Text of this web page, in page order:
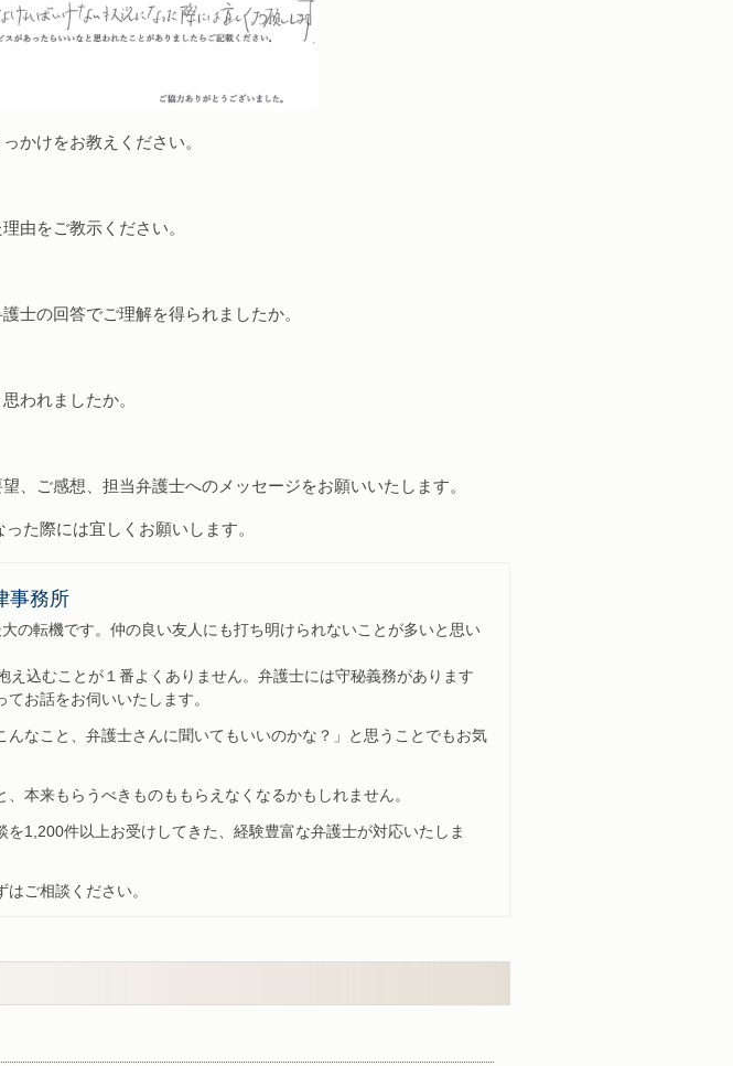
かけをお教えください。
由をご教示ください。
士の回答でご理解を得られましたか。
われましたか。
、ご感想、担当弁護士へのメッセージをお願いいたします。
た際には宜しくお願いします。
事務所
の転機です。仲の良い友人にも打ち明けられないことが多いと思い
え込むことが１番よくありません。弁護士には守秘義務があります
お話をお伺いいたします。
んなこと、弁護士さんに聞いてもいいのかな？」と思うことでもお気
本来もらうべきものももらえなくなるかもしれません。
を1,200件以上お受けしてきた、経験豊富な弁護士が対応いたしま
ご相談ください。